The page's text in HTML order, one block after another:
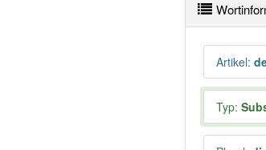
Artikel:
Typ: